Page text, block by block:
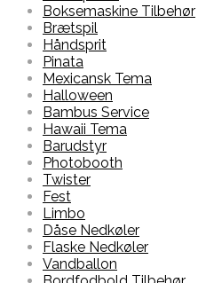
Boksemaskine Tilbehør
Brætspil
Håndsprit
Pinata
Mexicansk Tema
Halloween
Bambus Service
Hawaii Tema
Barudstyr
Photobooth
Twister
Fest
Limbo
Dåse Nedkøler
Flaske Nedkøler
Vandballon